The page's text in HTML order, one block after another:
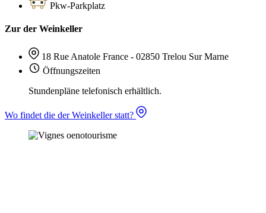
Pkw-Parkplatz
Zur der Weinkeller
18 Rue Anatole France - 02850 Trelou Sur Marne
Öffnungszeiten
Stundenpläne telefonisch erhältlich.
Wo findet die der Weinkeller statt?